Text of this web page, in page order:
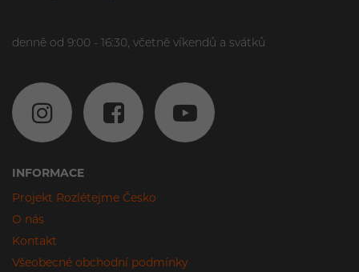
denně od 9:00 - 16:30, včetně víkendů a svátků
INFORMACE
Projekt Rozlétejme Česko
O nás
Kontakt
Všeobecné obchodní podmínky